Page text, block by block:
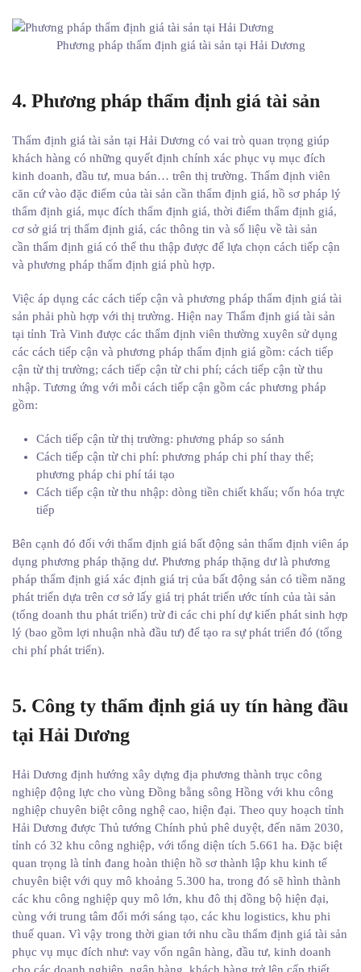
Phương pháp thẩm định giá tài sản tại Hải Dương
4. Phương pháp thẩm định giá tài sản
Thẩm định giá tài sản tại Hải Dương có vai trò quan trọng giúp
khách hàng có những quyết định chính xác phục vụ mục đích
kinh doanh, đầu tư, mua bán… trên thị trường. Thẩm định viên
căn cứ vào đặc điểm của tài sản cần thẩm định giá, hồ sơ pháp lý
thẩm định giá, mục đích thẩm định giá, thời điểm thẩm định giá,
cơ sở giá trị thẩm định giá, các thông tin và số liệu về tài sản
cần thẩm định giá có thể thu thập được để lựa chọn cách tiếp cận
và phương pháp thẩm định giá phù hợp.
Việc áp dụng các cách tiếp cận và phương pháp thẩm định giá tài
sản phải phù hợp với thị trường. Hiện nay Thẩm định giá tài sản
tại tỉnh Trà Vinh được các thẩm định viên thường xuyên sử dụng
các cách tiếp cận và phương pháp thẩm định giá gồm: cách tiếp
cận từ thị trường; cách tiếp cận từ chi phí; cách tiếp cận từ thu
nhập. Tương ứng với mỗi cách tiếp cận gồm các phương pháp
gồm:
Cách tiếp cận từ thị trường: phương pháp so sánh
Cách tiếp cận từ chi phí: phương pháp chi phí thay thế;
phương pháp chi phí tái tạo
Cách tiếp cận từ thu nhập: dòng tiền chiết khấu; vốn hóa trực
tiếp
Bên cạnh đó đối với thẩm định giá bất động sản thẩm định viên áp
dụng phương pháp thặng dư. Phương pháp thặng dư là phương
pháp thẩm định giá xác định giá trị của bất động sản có tiềm năng
phát triển dựa trên cơ sở lấy giá trị phát triển ước tính của tài sản
(tổng doanh thu phát triển) trừ đi các chi phí dự kiến phát sinh hợp
lý (bao gồm lợi nhuận nhà đầu tư) để tạo ra sự phát triển đó (tổng
chi phí phát triển).
5. Công ty thẩm định giá uy tín hàng đầu
tại Hải Dương
Hải Dương định hướng xây dựng địa phương thành trục công
nghiệp động lực cho vùng Đồng bằng sông Hồng với khu công
nghiệp chuyên biệt công nghệ cao, hiện đại. Theo quy hoạch tỉnh
Hải Dương được Thủ tướng Chính phủ phê duyệt, đến năm 2030,
tỉnh có 32 khu công nghiệp, với tổng diện tích 5.661 ha. Đặc biệt
quan trọng là tỉnh đang hoàn thiện hồ sơ thành lập khu kinh tế
chuyên biệt với quy mô khoảng 5.300 ha, trong đó sẽ hình thành
các khu công nghiệp quy mô lớn, khu đô thị đồng bộ hiện đại,
cùng với trung tâm đổi mới sáng tạo, các khu logistics, khu phi
thuế quan. Vì vậy trong thời gian tới nhu cầu thẩm định giá tài sản
phục vụ mục đích như: vay vốn ngân hàng, đầu tư, kinh doanh
cho các doanh nghiệp, ngân hàng, khách hàng trở lên cấp thiết.